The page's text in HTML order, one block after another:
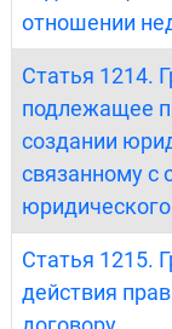
отношении
Статья 1214.
подлежащее
создании
связанному с
Статья 1215.
действия